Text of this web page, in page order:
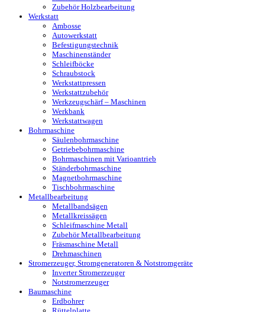
Zubehör Holzbearbeitung
Werkstatt
Ambosse
Autowerkstatt
Befestigungstechnik
Maschinenständer
Schleifböcke
Schraubstock
Werkstattpressen
Werkstattzubehör
Werkzeugschärf – Maschinen
Werkbank
Werkstattwagen
Bohrmaschine
Säulenbohrmaschine
Getriebebohrmaschine
Bohrmaschinen mit Varioantrieb
Ständerbohrmaschine
Magnetbohrmaschine
Tischbohrmaschine
Metallbearbeitung
Metallbandsägen
Metallkreissägen
Schleifmaschine Metall
Zubehör Metallbearbeitung
Fräsmaschine Metall
Drehmaschinen
Stromerzeuger, Stromgeneratoren & Notstromgeräte
Inverter Stromerzeuger
Notstromerzeuger
Baumaschine
Erdbohrer